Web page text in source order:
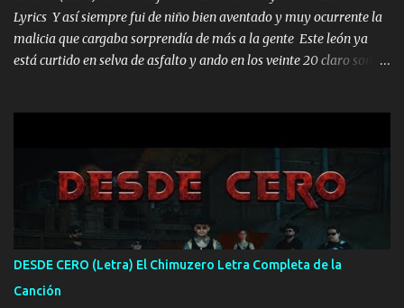
Lyrics Y así siempre fui de niño bien aventado y muy ocurrente la
malicia que cargaba sorprendía de más a la gente Este león ya
está curtido en selva de asfalto y ando en los veinte 20 claro son
pa más pues hay charola les voy a dar hasta topar pues no hay de
otra Música Surcando bien mi camino voy por mi línea no veo a
los lados aquel que no corre vuela no se me duerm voy chicoteado
Ya pasé varias hazañas ya tienen rato que me agarran el colmillo
de este León los estatales no sé esperaron Al tiro esta la PrimiZa
también la nueve que cargo al lado doy la mano al que su amigo y
al traicionero damos pa abajo Y No me paran aquí hay pa más
pues hay charola les voy a dar hasta topar pues no hay de otra...
DESDE CERO (Letra) El Chimuzero Letra Completa de la
Canción